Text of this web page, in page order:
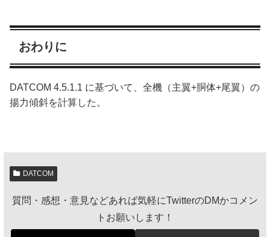
おわりに
DATCOM 4.5.1.1 に基づいて、全機（主翼+胴体+尾翼）の
揚力傾斜を計算した。
DATCOM
質問・感想・意見などあれば気軽にTwitterのDMかコメン
トお願いします！